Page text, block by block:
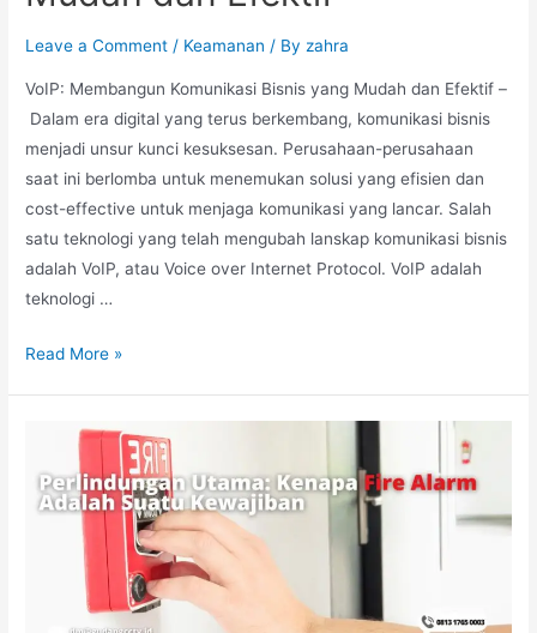
Leave a Comment / Keamanan / By zahra
VoIP: Membangun Komunikasi Bisnis yang Mudah dan Efektif –
Dalam era digital yang terus berkembang, komunikasi bisnis
menjadi unsur kunci kesuksesan. Perusahaan-perusahaan
saat ini berlomba untuk menemukan solusi yang efisien dan
cost-effective untuk menjaga komunikasi yang lancar. Salah
satu teknologi yang telah mengubah lanskap komunikasi bisnis
adalah VoIP, atau Voice over Internet Protocol. VoIP adalah
teknologi …
Read More »